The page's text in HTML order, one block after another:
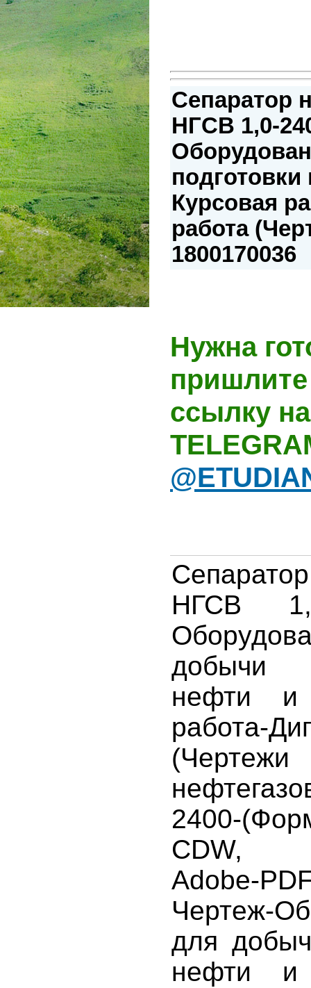
Сепаратор
НГСВ 1,0-
подготовки
Курсовая
работа
1800170036
Нужна
ссылку
НГСВ
добычи
нефти и
работа-
2400-
CDW,
Adobe-
Чертеж-
для
нефти и